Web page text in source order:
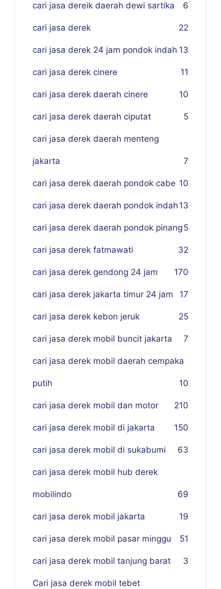
cari jasa dereik daerah dewi sartika 6
cari jasa derek 22
cari jasa derek 24 jam pondok indah 13
cari jasa derek cinere 11
cari jasa derek daerah cinere 10
cari jasa derek daerah ciputat 5
cari jasa derek daerah menteng
jakarta 7
cari jasa derek daerah pondok cabe 10
cari jasa derek daerah pondok indah 13
cari jasa derek daerah pondok pinang 5
cari jasa derek fatmawati 32
cari jasa derek gendong 24 jam 170
cari jasa derek jakarta timur 24 jam 17
cari jasa derek kebon jeruk 25
cari jasa derek mobil buncit jakarta 7
cari jasa derek mobil daerah cempaka
putih 10
cari jasa derek mobil dan motor 210
cari jasa derek mobil di jakarta 150
cari jasa derek mobil di sukabumi 63
cari jasa derek mobil hub derek
mobilindo 69
cari jasa derek mobil jakarta 19
cari jasa derek mobil pasar minggu 51
cari jasa derek mobil tanjung barat 3
Cari jasa derek mobil tebet